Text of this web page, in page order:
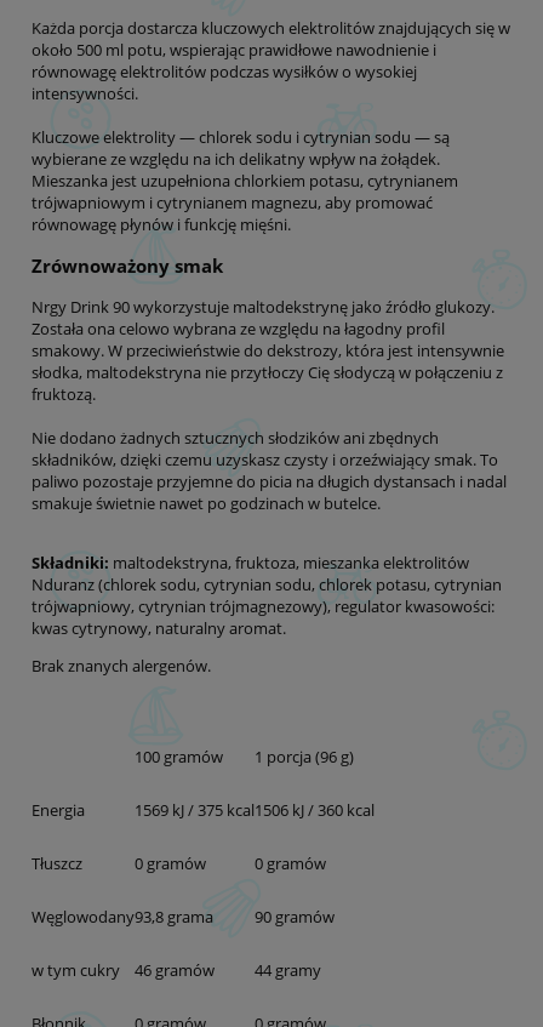
Każda porcja dostarcza kluczowych elektrolitów znajdujących się w
około 500 ml potu, wspierając prawidłowe nawodnienie i
równowagę elektrolitów podczas wysiłków o wysokiej
intensywności.
Kluczowe elektrolity — chlorek sodu i cytrynian sodu — są
wybierane ze względu na ich delikatny wpływ na żołądek.
Mieszanka jest uzupełniona chlorkiem potasu, cytrynianem
trójwapniowym i cytrynianem magnezu, aby promować
równowagę płynów i funkcję mięśni.
Zrównoważony smak
Nrgy Drink 90 wykorzystuje maltodekstrynę jako źródło glukozy.
Została ona celowo wybrana ze względu na łagodny profil
smakowy. W przeciwieństwie do dekstrozy, która jest intensywnie
słodka, maltodekstryna nie przytłoczy Cię słodyczą w połączeniu z
fruktozą.
Nie dodano żadnych sztucznych słodzików ani zbędnych
składników, dzięki czemu uzyskasz czysty i orzeźwiający smak. To
paliwo pozostaje przyjemne do picia na długich dystansach i nadal
smakuje świetnie nawet po godzinach w butelce.
Składniki: maltodekstryna, fruktoza, mieszanka elektrolitów
Nduranz (chlorek sodu, cytrynian sodu, chlorek potasu, cytrynian
trójwapniowy, cytrynian trójmagnezowy), regulator kwasowości:
kwas cytrynowy, naturalny aromat.
Brak znanych alergenów.
100 gramów 1 porcja (96 g)
Energia 1569 kJ / 375 kcal1506 kJ / 360 kcal
Tłuszcz 0 gramów 0 gramów
Węglowodany93,8 grama 90 gramów
w tym cukry 46 gramów 44 gramy